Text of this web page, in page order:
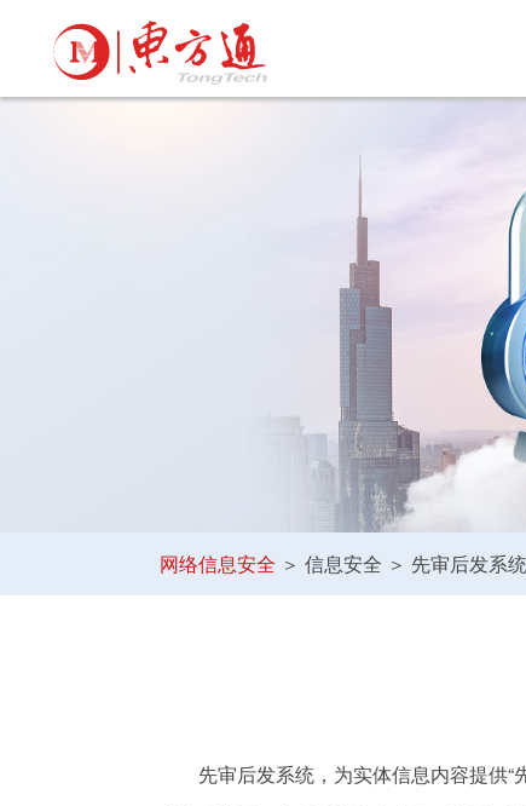
网络信息安全 ＞ 信息安全 ＞ 先审后发系统
先审后发系统，为实体信息内容提供“